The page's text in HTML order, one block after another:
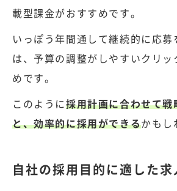
載型課金がおすすめです。
いっぽう年間通して継続的に応募
は、予算の調整がしやすいクリッ
めです。
このように採用計画に合わせて戦
と、効率的に採用ができるかもし
自社の採用目的に適した求